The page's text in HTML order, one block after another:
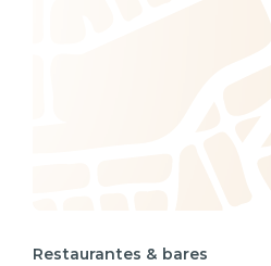
Restaurantes & bares